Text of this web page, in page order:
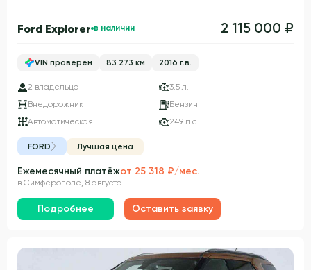
Ford Explorer в наличии 2 115 000 ₽
VIN проверен 83 273 км 2016 г.в.
2 владельца
3.5 л.
Внедорожник
Бензин
Автоматическая
249 л.с.
FORD Лучшая цена
Ежемесячный платёжот 25 318 ₽/мес.
в Симферополе, 8 августа
Подробнее Оставить заявку